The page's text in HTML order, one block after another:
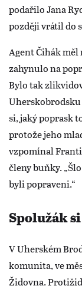
podařilo Jana
později vrátil do
Agent Čihák měl
zahynulo na
Bylo tak
Uherskobrodsku
si, jaký poprask
protože jeho
vzpomínal
členy buňky.
byli popraveni.“
Spolužák
V Uherském
komunita, ve
Židovna.